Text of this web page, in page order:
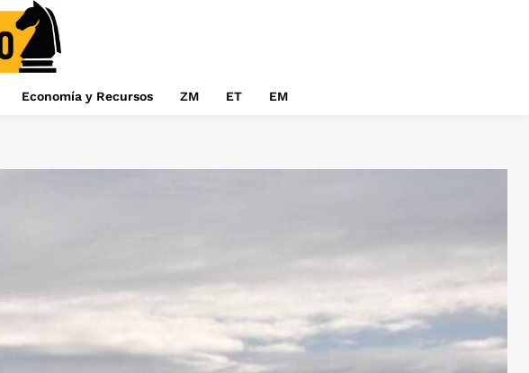
Economía y Recursos ZM ET EM